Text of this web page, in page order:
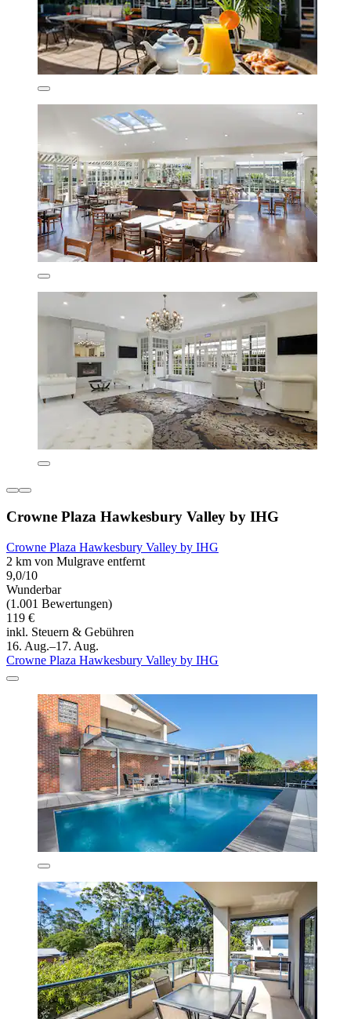
Crowne Plaza Hawkesbury Valley by IHG
Crowne Plaza Hawkesbury Valley by IHG
2 km von Mulgrave entfernt
9,0/10
Wunderbar
(1.001 Bewertungen)
119 €
inkl. Steuern & Gebühren
16. Aug.–17. Aug.
Crowne Plaza Hawkesbury Valley by IHG